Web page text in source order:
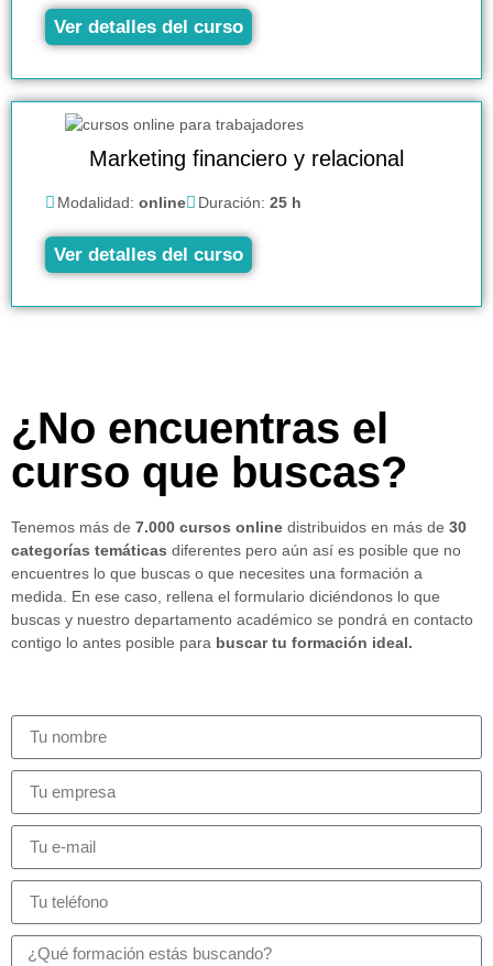
Ver detalles del curso
Marketing financiero y relacional
Modalidad: online Duración: 25 h
Ver detalles del curso
¿No encuentras el
curso que buscas?
Tenemos más de 7.000 cursos online distribuidos en más de 30
categorías temáticas diferentes pero aún así es posible que no
encuentres lo que buscas o que necesites una formación a
medida. En ese caso, rellena el formulario diciéndonos lo que
buscas y nuestro departamento académico se pondrá en contacto
contigo lo antes posible para buscar tu formación ideal.